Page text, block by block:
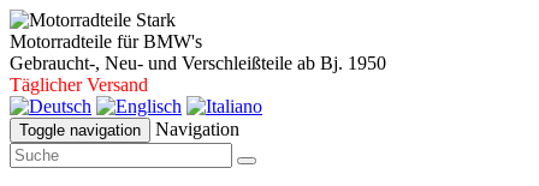
Motorradteile für BMW's
Gebraucht-, Neu- und Verschleißteile ab Bj. 1950
Täglicher Versand
Toggle navigation Navigation